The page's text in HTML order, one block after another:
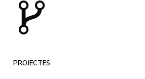
PROJECTES